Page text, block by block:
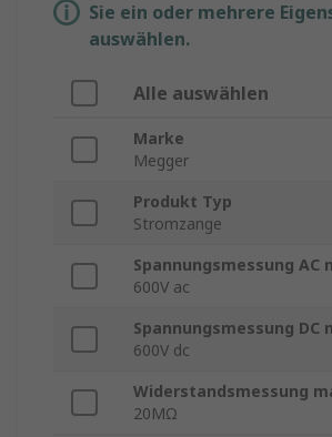
Sie ein oder mehrere
auswählen.
Alle auswählen
Marke
Megger
Produkt Typ
Stromzange
Spannungsmessung AC
600V ac
Spannungsmessung DC
600V dc
Widerstandsmessung
20MΩ